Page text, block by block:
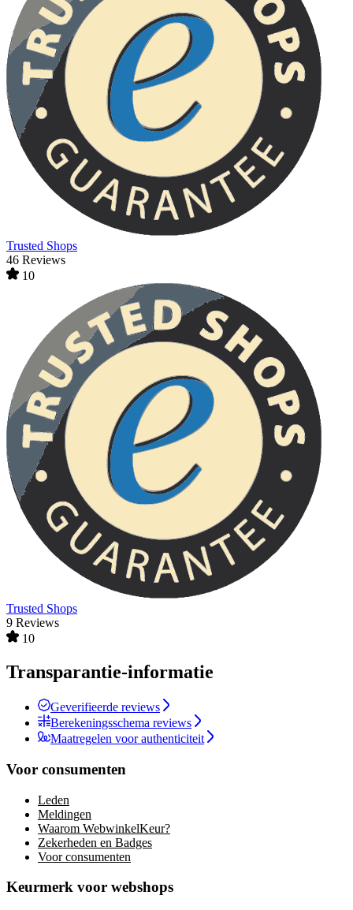
Trusted Shops
46 Reviews
10
Trusted Shops
9 Reviews
10
Transparantie-informatie
Geverifieerde reviews
Berekeningsschema reviews
Maatregelen voor authenticiteit
Voor consumenten
Leden
Meldingen
Waarom WebwinkelKeur?
Zekerheden en Badges
Voor consumenten
Keurmerk voor webshops